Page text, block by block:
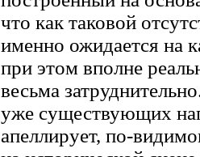
что как таковой
именно ожидается на
при этом вполне
весьма
уже существующих
апеллирует, по-